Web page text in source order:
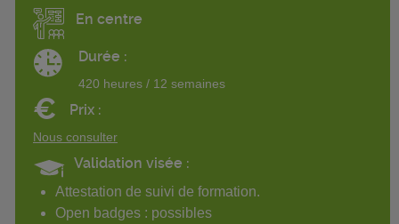
En centre
Durée :
420 heures / 12 semaines
€ Prix :
Nous consulter
Validation visée :
Attestation de suivi de formation.
Open badges : possibles